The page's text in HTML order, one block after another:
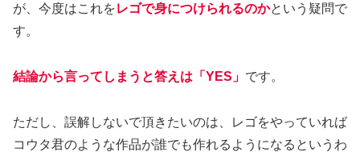
が、今度はこれをレゴで身につけられるのかという疑問で
す。
結論から言ってしまうと答えは「YES」 です。
ただし、誤解しないで頂きたいのは、レゴをやっていれば
コウタ君のような作品が誰でも作れるようになるというわ